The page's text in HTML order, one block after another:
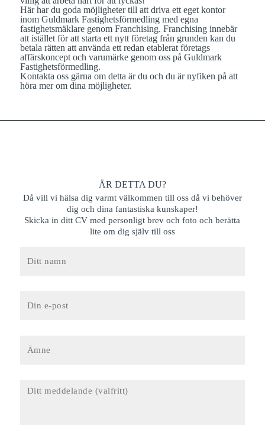
Här har du goda möjligheter till att driva ett eget kontor
inom Guldmark Fastighetsförmedlingmed egna
fastighetsmäklare genom Franchising. Franchising innebär
att istället för att starta ett nytt företag från grunden kan du
betala rätten att använda ett redan etablerat företags
affärskoncept och varumärke genom oss på Guldmark
Fastighetsförmedling.
Kontakta ossgärna om detta är du och du är nyfiken på att
höra mer om dina möjligheter.
ÄR DETTA DU?
Då vill vi hälsa dig varmt välkommen till oss då vi behöver
dig och dina fantastiska kunskaper!
Skicka in ditt CV med personligt brev och foto och berätta
lite om dig själv till oss